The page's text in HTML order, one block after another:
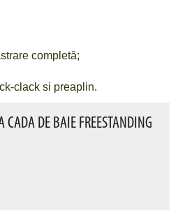
completă;
clack si preaplin.
CADA DE BAIE FREESTANDING